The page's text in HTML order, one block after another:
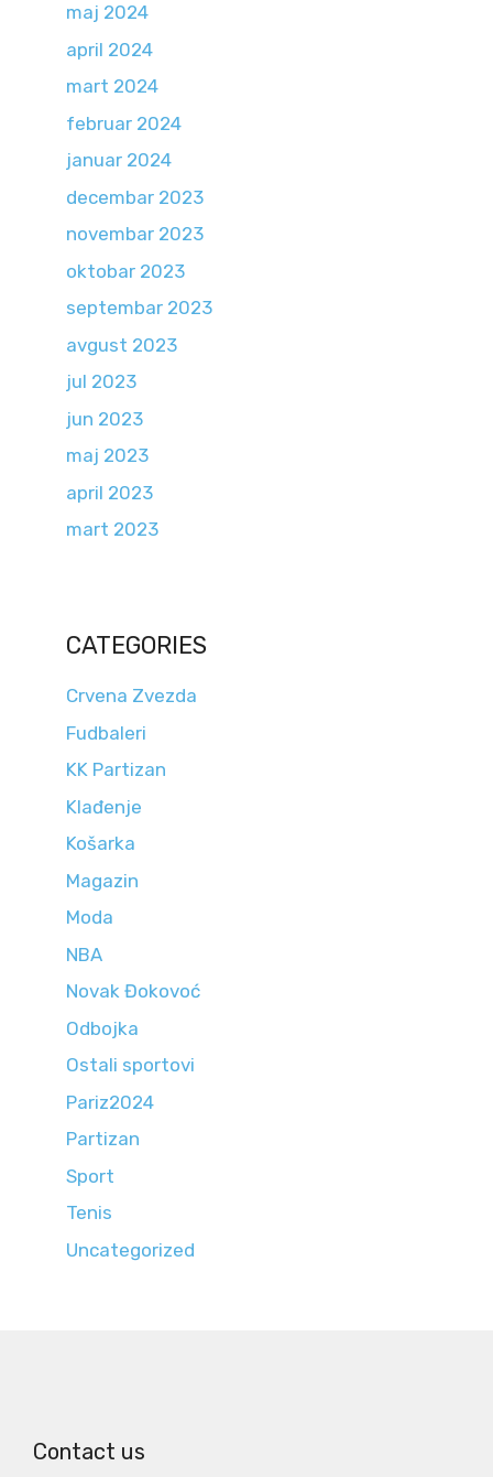
maj 2024
april 2024
mart 2024
februar 2024
januar 2024
decembar 2023
novembar 2023
oktobar 2023
septembar 2023
avgust 2023
jul 2023
jun 2023
maj 2023
april 2023
mart 2023
CATEGORIES
Crvena Zvezda
Fudbaleri
KK Partizan
Klađenje
Košarka
Magazin
Moda
NBA
Novak Đokovoć
Odbojka
Ostali sportovi
Pariz2024
Partizan
Sport
Tenis
Uncategorized
Contact us